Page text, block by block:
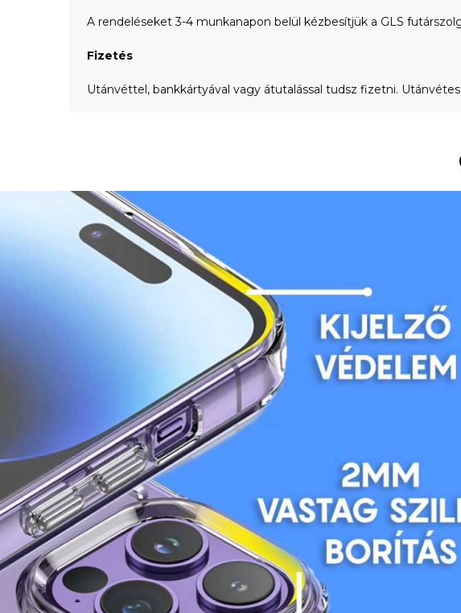
A rendeléseket 3-4 munkanapon belül kézbesítjük a GLS
Fizetés
Utánvéttel, bankkártyával vagy átutalással tudsz fizetni.